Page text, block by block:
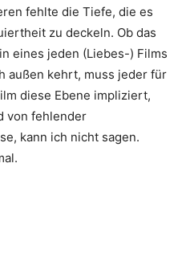
fehlte die Tiefe, die es
zu deckeln. Ob das
eines jeden (Liebes-) Films
außen kehrt, muss jeder für
diese Ebene impliziert,
von fehlender
kann ich nicht sagen.